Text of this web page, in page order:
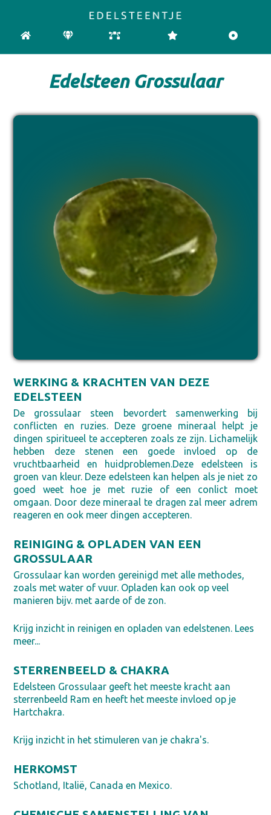
Edelsteen Grossulaar
WERKING & KRACHTEN VAN DEZE
EDELSTEEN
De grossulaar steen bevordert samenwerking bij
conflicten en ruzies. Deze groene mineraal helpt je
dingen spiritueel te accepteren zoals ze zijn. Lichamelijk
hebben deze stenen een goede invloed op de
vruchtbaarheid en huidproblemen.Deze edelsteen is
groen van kleur. Deze edelsteen kan helpen als je niet zo
goed weet hoe je met ruzie of een conlict moet
omgaan. Door deze mineraal te dragen zal meer adrem
reageren en ook meer dingen accepteren.
REINIGING & OPLADEN VAN EEN
GROSSULAAR
Grossulaar kan worden gereinigd met alle methodes,
zoals met water of vuur. Opladen kan ook op veel
manieren bijv. met aarde of de zon.
Krijg inzicht in reinigen en opladen van edelstenen. Lees
meer...
STERRENBEELD & CHAKRA
Edelsteen Grossulaar geeft het meeste kracht aan
sterrenbeeld Ram en heeft het meeste invloed op je
Hartchakra.
Krijg inzicht in het stimuleren van je chakra's.
HERKOMST
Schotland, Italië, Canada en Mexico.